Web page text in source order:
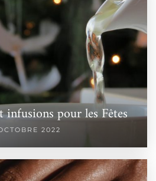
infusions pour les Fêtes
2022